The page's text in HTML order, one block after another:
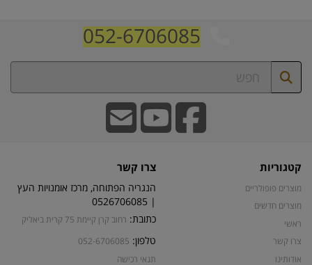
052-6706085
קטגוריות
מוצרים פופולריים
מוצרים חדשים
ראשי
צרו קשר
אודותינו
צרו קשר
הנגריה הפתוחה, מרכז אומנויות העץ
| 0526706085
כתובת: רחוב קרן קיימת 75 קרית ביאליק
טלפון: 052-6706085
תנאי רכישה